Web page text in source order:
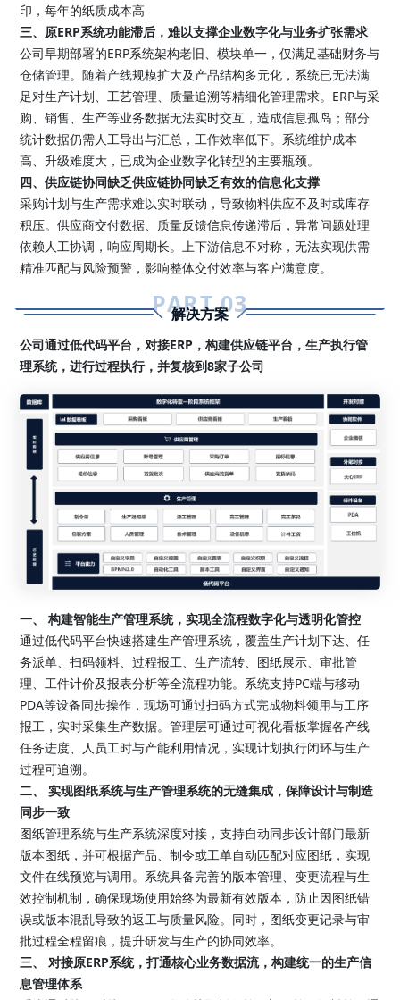
印，每年的纸质成本高
三、原ERP系统功能滞后，难以支撑企业数字化与业务扩张需求
公司早期部署的ERP系统架构老旧、模块单一，仅满足基础财务与
仓储管理。随着产线规模扩大及产品结构多元化，系统已无法满
足对生产计划、工艺管理、质量追溯等精细化管理需求。ERP与采
购、销售、生产等业务数据无法实时交互，造成信息孤岛；部分
统计数据仍需人工导出与汇总，工作效率低下。系统维护成本
高、升级难度大，已成为企业数字化转型的主要瓶颈。
四、供应链协同缺乏供应链协同缺乏有效的信息化支撑
采购计划与生产需求难以实时联动，导致物料供应不及时或库存
积压。供应商交付数据、质量反馈信息传递滞后，异常问题处理
依赖人工协调，响应周期长。上下游信息不对称，无法实现供需
精准匹配与风险预警，影响整体交付效率与客户满意度。
PART.03
解决方案
公司通过低代码平台，对接ERP，构建供应链平台，生产执行管
理系统，进行过程执行，并复核到8家子公司
一、 构建智能生产管理系统，实现全流程数字化与透明化管控
通过低代码平台快速搭建生产管理系统，覆盖生产计划下达、任
务派单、扫码领料、过程报工、生产流转、图纸展示、审批管
理、工件计价及报表分析等全流程功能。系统支持PC端与移动
PDA等设备同步操作，现场可通过扫码方式完成物料领用与工序
报工，实时采集生产数据。管理层可通过可视化看板掌握各产线
任务进度、人员工时与产能利用情况，实现计划执行闭环与生产
过程可追溯。
二、 实现图纸系统与生产管理系统的无缝集成，保障设计与制造
同步一致
图纸管理系统与生产系统深度对接，支持自动同步设计部门最新
版本图纸，并可根据产品、制令或工单自动匹配对应图纸，实现
文件在线预览与调用。系统具备完善的版本管理、变更流程与生
效控制机制，确保现场使用始终为最新有效版本，防止因图纸错
误或版本混乱导致的返工与质量风险。同时，图纸变更记录与审
批过程全程留痕，提升研发与生产的协同效率。
三、 对接原ERP系统，打通核心业务数据流，构建统一的生产信
息管理体系